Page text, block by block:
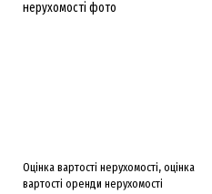
Оцінка вартості нерухомості, оцінка
вартості оренди нерухомості